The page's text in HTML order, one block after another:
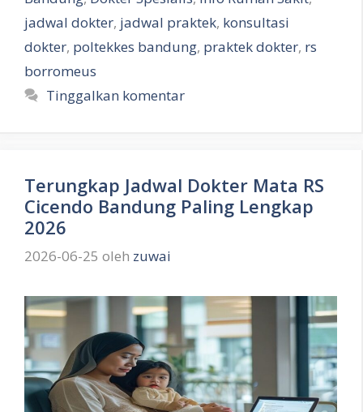
jadwal dokter, jadwal praktek, konsultasi
dokter, poltekkes bandung, praktek dokter, rs
borromeus
Tinggalkan komentar
Terungkap Jadwal Dokter Mata RS
Cicendo Bandung Paling Lengkap
2026
2026-06-25 oleh zuwai